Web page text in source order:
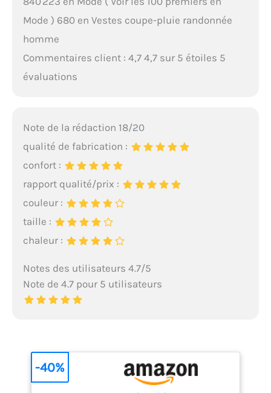
Mode ) 680 en Vestes coupe-pluie randonnée
homme
Commentaires client : 4,7 4,7 sur 5 étoiles 5
évaluations
Note de la rédaction 18/20
qualité de fabrication :
confort :
rapport qualité/prix :
couleur :
taille :
chaleur :
Notes des utilisateurs 4.7/5
Note de 4.7 pour 5 utilisateurs
-40%